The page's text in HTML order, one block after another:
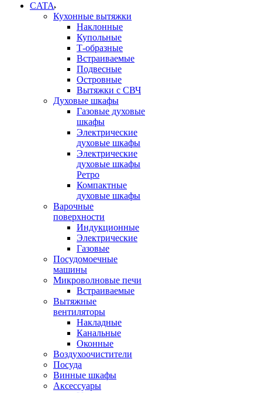
CATA
Кухонные вытяжки
Наклонные
Купольные
Т-образные
Встраиваемые
Подвесные
Островные
Вытяжки с СВЧ
Духовые шкафы
Газовые духовые
шкафы
Электрические
духовые шкафы
Электрические
духовые шкафы
Ретро
Компактные
духовые шкафы
Варочные
поверхности
Индукционные
Электрические
Газовые
Посудомоечные
машины
Микроволновые печи
Встраиваемые
Вытяжные
вентиляторы
Накладные
Канальные
Оконные
Воздухоочистители
Посуда
Винные шкафы
Аксессуары